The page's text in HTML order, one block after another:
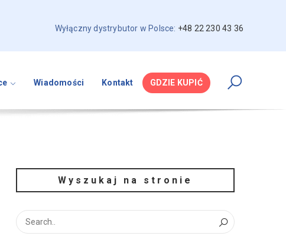
Wyłączny dystrybutor w Polsce: +48 22 230 43 36
Wiadomości Kontakt GDZIE KUPIĆ
Wyszukaj na stronie